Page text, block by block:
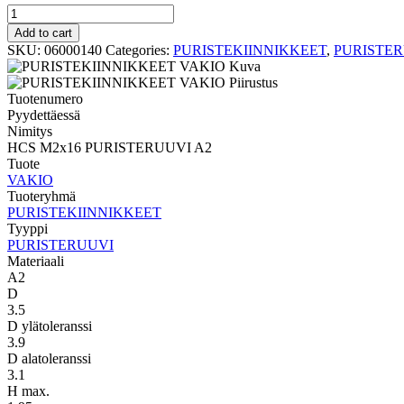
PURISTERUUVI
VAKIO
HCS
M2x16
PURISTERUUVI
A2
quantity
Add to cart
SKU: 06000140 Categories: PURISTEKIINNIKKEET,
Tuotenumero
Pyydettäessä
Nimitys
HCS M2x16 PURISTERUUVI A2
Tuote
VAKIO
Tuoteryhmä
PURISTEKIINNIKKEET
Tyyppi
PURISTERUUVI
Materiaali
A2
D
3.5
D ylätoleranssi
3.9
D alatoleranssi
3.1
H max.